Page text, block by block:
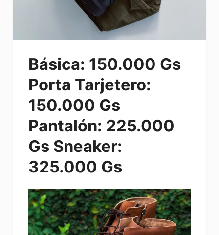
Básica: 150.000 Gs
Porta Tarjetero:
150.000 Gs
Pantalón: 225.000
Gs Sneaker:
325.000 Gs